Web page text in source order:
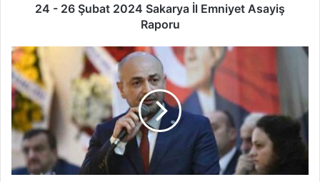
Raporu24 - 26 Şubat 2024 Sakarya İl Emniyet Asayiş
Raporu
Sakarya
bu
tehdit
dilini
hak
etmiyor